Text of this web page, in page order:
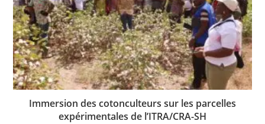
Immersion des cotonculteurs sur les parcelles
expérimentales de l’ITRA/CRA-SH